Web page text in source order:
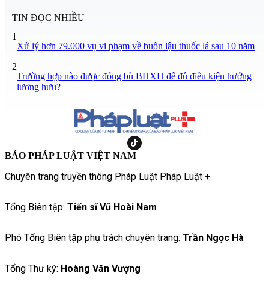
TIN ĐỌC NHIỀU
1
Xử lý hơn 79.000 vụ vi phạm về buôn lậu thuốc lá sau 10 năm
2
Trường hợp nào được đóng bù BHXH để đủ điều kiện hưởng
lương hưu?
BÁO PHÁP LUẬT VIỆT NAM
Chuyên trang truyền thông Pháp Luật Pháp Luật +
Tổng Biên tập: Tiến sĩ Vũ Hoài Nam
Phó Tổng Biên tập phụ trách chuyên trang: Trần Ngọc Hà
Tổng Thư ký: Hoàng Văn Vượng